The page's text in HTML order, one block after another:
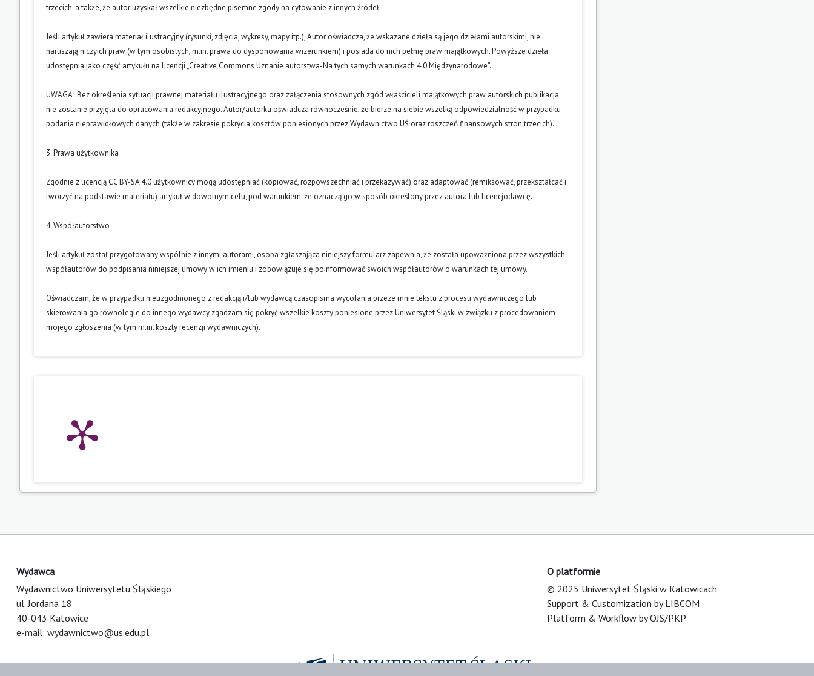
trzecich, a także, że autor uzyskał wszelkie niezbędne pisemne zgody na cytowanie z innych źródeł.
Jeśli artykuł zawiera materiał ilustracyjny (rysunki, zdjęcia, wykresy, mapy itp.), Autor oświadcza, że wskazane dzieła są jego dziełami autorskimi, nie
naruszają niczyich praw (w tym osobistych, m.in. prawa do dysponowania wizerunkiem) i posiada do nich pełnię praw majątkowych. Powyższe dzieła
udostępnia jako część artykułu na licencji „Creative Commons Uznanie autorstwa-Na tych samych warunkach 4.0 Międzynarodowe”.
UWAGA! Bez określenia sytuacji prawnej materiału ilustracyjnego oraz załączenia stosownych zgód właścicieli majątkowych praw autorskich publikacja
nie zostanie przyjęta do opracowania redakcyjnego. Autor/autorka oświadcza równocześnie, że bierze na siebie wszelką odpowiedzialność w przypadku
podania nieprawidłowych danych (także w zakresie pokrycia kosztów poniesionych przez Wydawnictwo UŚ oraz roszczeń finansowych stron trzecich).
3. Prawa użytkownika
Zgodnie z licencją CC BY-SA 4.0 użytkownicy mogą udostępniać (kopiować, rozpowszechniać i przekazywać) oraz adaptować (remiksować, przekształcać i
tworzyć na podstawie materiału) artykuł w dowolnym celu, pod warunkiem, że oznaczą go w sposób określony przez autora lub licencjodawcę.
4. Współautorstwo
Jeśli artykuł został przygotowany wspólnie z innymi autorami, osoba zgłaszająca niniejszy formularz zapewnia, że została upoważniona przez wszystkich
współautorów do podpisania niniejszej umowy w ich imieniu i zobowiązuje się poinformować swoich współautorów o warunkach tej umowy.
Oświadczam, że w przypadku nieuzgodnionego z redakcją i/lub wydawcą czasopisma wycofania przeze mnie tekstu z procesu wydawniczego lub
skierowania go równolegle do innego wydawcy zgadzam się pokryć wszelkie koszty poniesione przez Uniwersytet Śląski w związku z procedowaniem
mojego zgłoszenia (w tym m.in. koszty recenzji wydawniczych).
Wydawca
Wydawnictwo Uniwersytetu Śląskiego
ul. Jordana 18
40-043 Katowice
e-mail: wydawnictwo@us.edu.pl
O platformie
© 2025 Uniwersytet Śląski w Katowicach
Support & Customization by LIBCOM
Platform & Workflow by OJS/PKP